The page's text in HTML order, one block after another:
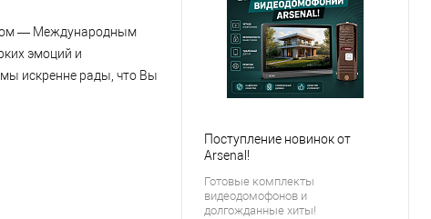
— Международным
эмоций и
искренне рады, что Вы
Поступление новинок от
Arsenal!
Готовые комплекты
видеодомофонов и
долгожданные хиты!